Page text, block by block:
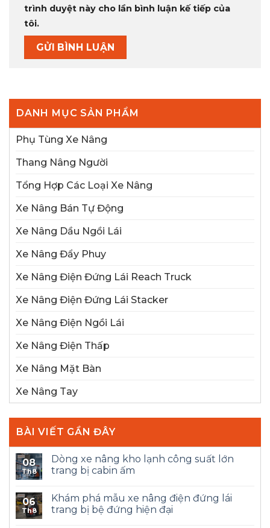
trình duyệt này cho lần bình luận kế tiếp của
tôi.
DANH MỤC SẢN PHẨM
Phụ Tùng Xe Nâng
Thang Nâng Người
Tổng Hợp Các Loại Xe Nâng
Xe Nâng Bán Tự Động
Xe Nâng Dầu Ngồi Lái
Xe Nâng Đẩy Phuy
Xe Nâng Điện Đứng Lái Reach Truck
Xe Nâng Điện Đứng Lái Stacker
Xe Nâng Điện Ngồi Lái
Xe Nâng Điện Thấp
Xe Nâng Mặt Bàn
Xe Nâng Tay
BÀI VIẾT GẦN ĐÂY
08
Th8
Dòng xe nâng kho lạnh công suất lớn
trang bị cabin ấm
06
Th8
Khám phá mẫu xe nâng điện đứng lái
trang bị bệ đứng hiện đại